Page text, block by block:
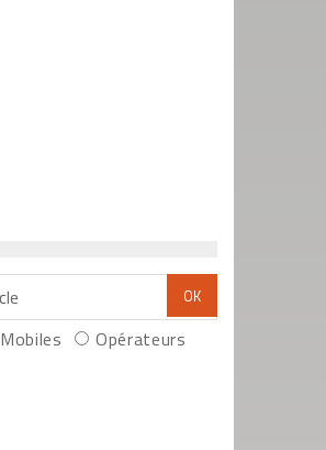
Mobiles Opérateurs